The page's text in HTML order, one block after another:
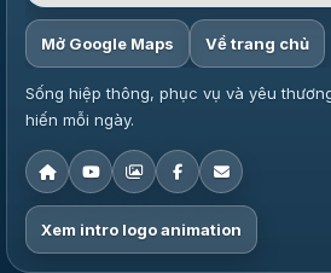
Mở Google Maps Về trang chủ
Sống hiệp thông, phục vụ và yêu
hiến mỗi ngày.
Xem intro logo animation